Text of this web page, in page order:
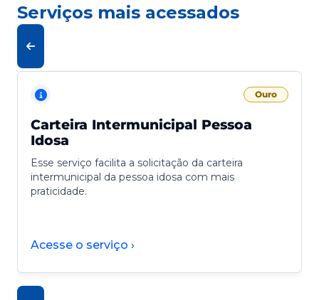
Serviços mais acessados
Ouro
Carteira Intermunicipal Pessoa
Idosa
Esse serviço facilita a solicitação da carteira
intermunicipal da pessoa idosa com mais
praticidade.
Acesse o serviço ›